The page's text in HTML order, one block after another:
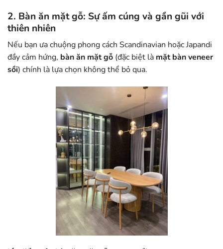
2. Bàn ăn mặt gỗ: Sự ấm cúng và gần gũi với
thiên nhiên
Nếu bạn ưa chuộng phong cách Scandinavian hoặc Japandi
đầy cảm hứng, bàn ăn mặt gỗ (đặc biệt là mặt bàn veneer
sồi) chính là lựa chọn không thể bỏ qua.